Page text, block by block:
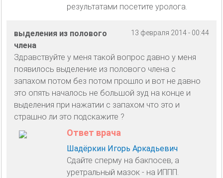
результатами посетите уролога.
13 февраля 2014 - 00:44
выделения из полового
члена
Здравствуйте у меня такой вопрос давно у меня
появилось выделение из полового члена с
запахом потом без потом прошло и вот не давно
это опять началось не большой зуд на конце и
выделения при нажатии с запахом что это и
страшно ли это подскажите ?
Ответ врача
Шадёркин Игорь Аркадьевич
Сдайте сперму на бакпосев, а
уретральный мазок - на ИППП.